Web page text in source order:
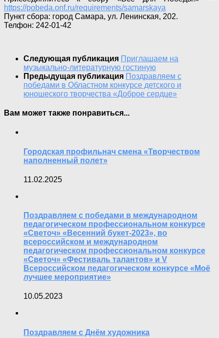
https://pobeda.onf.ru/requirements/samarskaya
Пункт сбора: город Самара, ул. Ленинская, 202.
Телфон: 242-01-42
Следующая публикация Приглашаем на
музыкально-литературную гостиную
Предыдущая публикация Поздравляем с
победами в Областном конкурсе детского и
юношеского творчества «Доброе сердце»
Вам может также понравиться...
Городская профильнач смена «Творчеством
наполненный полет»
11.02.2025
Поздравляем с победами в международном
педагогическом профессиональном конкурсе
«Светоч» «Весенний букет-2023», во
всероссийском и международном
педагогическом профессиональном конкурсе
«Светоч» «Фестиваль талантов» и V
Всероссийском педагогическом конкурсе «Моё
лучшее мероприятие»
10.05.2023
Поздравляем с Днём художника